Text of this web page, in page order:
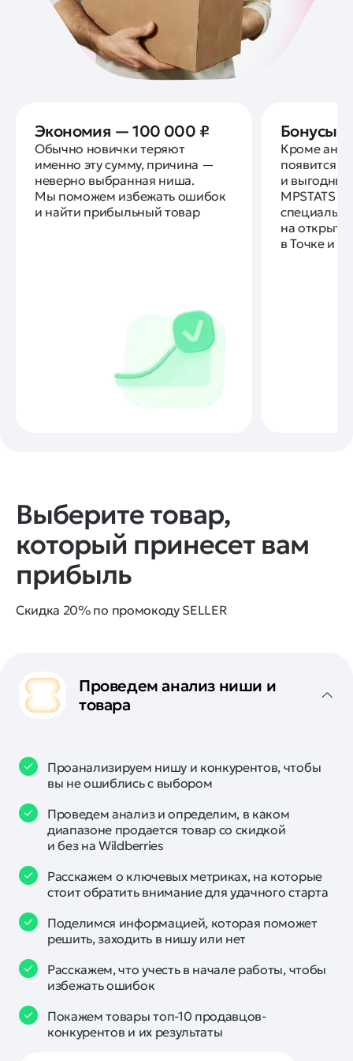
Экономия — 100 000 ₽
Обычно новички теряют
именно эту сумму, причина —
неверно выбранная ниша.
Мы поможем избежать ошибок
и найти прибыльный товар
Бонусы
Кроме
появится
и
MPSTATS
на
в Точке и
Выберите товар,
который принесет вам
прибыль
Скидка 20% по промокоду SELLER
Проведем анализ ниши и
товара
Проанализируем нишу и конкурентов, чтобы
вы не ошиблись с выбором
Проведем анализ и определим, в каком
диапазоне продается товар со скидкой
и без на Wildberries
Расскажем о ключевых метриках, на которые
стоит обратить внимание для удачного старта
Поделимся информацией, которая поможет
решить, заходить в нишу или нет
Расскажем, что учесть в начале работы, чтобы
избежать ошибок
Покажем товары топ-10 продавцов-
конкурентов и их результаты